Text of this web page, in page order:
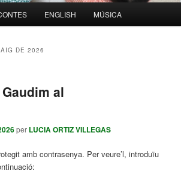
ENGLISH MÚSICA
DE 2026
al
per LUCIA ORTIZ VILLEGAS
amb contrasenya. Per veure’l, introduïu